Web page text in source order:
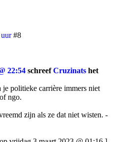
#8
22:54 schreefCruzinats het
politieke carrière immers niet
ngo.
zijn als ze dat niet wisten. -